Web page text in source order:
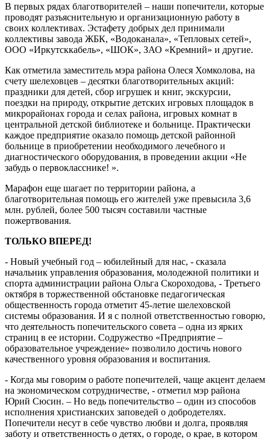
В первых рядах благотворителей – наши попечители, которые
проводят разъяснительную и организационную работу в
своих коллективах. Эстафету добрых дел принимали
коллективы завода ЖБК, «Водоканала», «Тепловых сетей»,
ООО «Иркутсккабель», «ШОК», ЗАО «Кремний» и другие.
Как отметила заместитель мэра района Олеся Хомколова, на
счету шелеховцев – десятки благотворительных акций:
праздники для детей, сбор игрушек и книг, экскурсии,
поездки на природу, открытие детских игровых площадок в
микрорайонах города и селах района, игровых комнат в
центральной детской библиотеке и больнице. Практически
каждое предприятие оказало помощь детской районной
больнице в приобретении необходимого лечебного и
диагностического оборудования, в проведении акции «Не
забудь о первокласснике! ».
Марафон еще шагает по территории района, а
благотворительная помощь его жителей уже превысила 3,6
млн. рублей, более 500 тысяч составили частные
пожертвования.
ТОЛЬКО ВПЕРЕД!
- Новый учебный год – юбилейный для нас, - сказала
начальник управления образования, молодежной политики и
спорта администрации района Ольга Скороходова, - Третьего
октября в торжественной обстановке педагогическая
общественность города отметит 45-летие шелеховской
системы образования. И я с полной ответственностью говорю,
что деятельность попечительского совета – одна из ярких
страниц в ее истории. Содружество «Предприятие –
образовательное учреждение» позволило достичь нового
качественного уровня образования и воспитания.
- Когда мы говорим о работе попечителей, чаще акцент делаем
на экономическом сотрудничестве, - отметил мэр района
Юрий Сюсин. – Но ведь попечительство – один из способов
исполнения христианских заповедей о добродетелях.
Попечители несут в себе чувство любви и долга, проявляя
заботу и ответственность о детях, о городе, о крае, в котором